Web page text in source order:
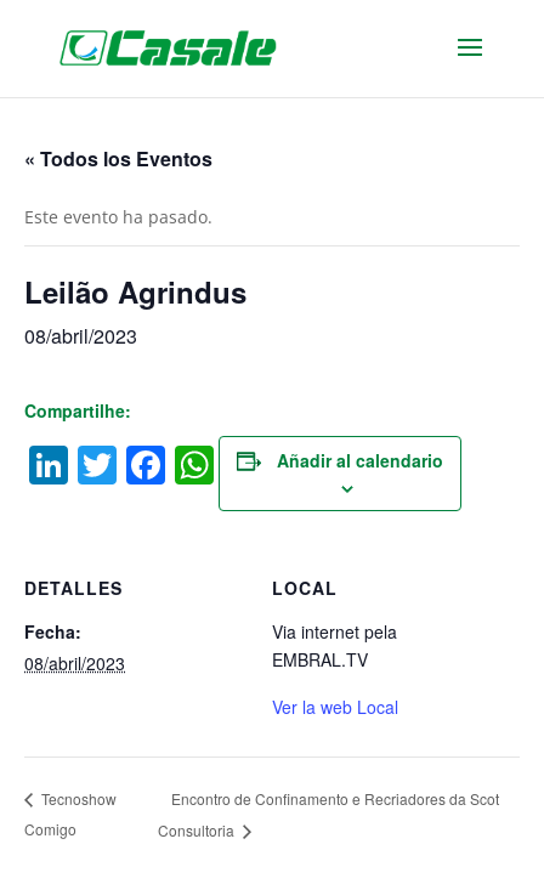
« Todos los Eventos
Este evento ha pasado.
Leilão Agrindus
08/abril/2023
Compartilhe:
LinkedIn
TwitterFacebook
WhatsApp
Añadir al calendario
DETALLES
Fecha:
08/abril/2023
LOCAL
Via internet pela
EMBRAL.TV
Ver la web Local
Tecnoshow
Comigo
Encontro de Confinamento e Recriadores da Scot
Consultoria